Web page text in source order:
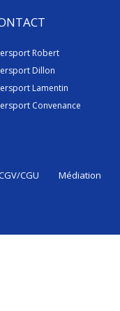
Robert
Dillon
Lamentin
Convenance
CGU Médiation